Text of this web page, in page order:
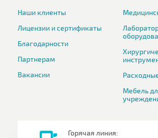
Наши клиенты
Лицензии и сертификаты
Благодарности
Партнерам
Вакансии
Мебель
Горячая линия: